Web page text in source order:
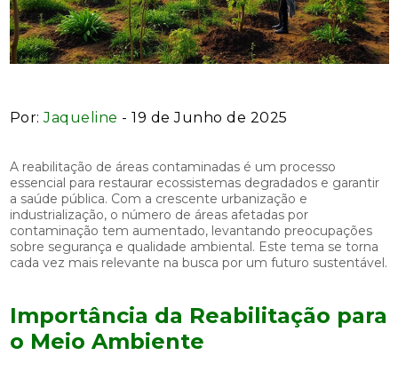
Por:Jaqueline - 19 de Junho de 2025
A reabilitação de áreas contaminadas é um processo
essencial para restaurar ecossistemas degradados e garantir
a saúde pública. Com a crescente urbanização e
industrialização, o número de áreas afetadas por
contaminação tem aumentado, levantando preocupações
sobre segurança e qualidade ambiental. Este tema se torna
cada vez mais relevante na busca por um futuro sustentável.
Importância da Reabilitação para
o Meio Ambiente